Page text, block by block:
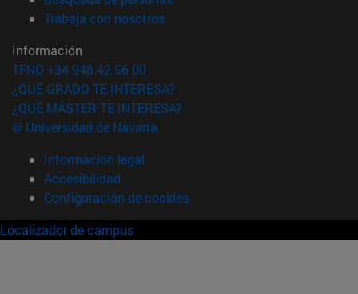
Trabaja con nosotros(abre en nueva ventana)
Información
TFNO +34 948 42 56 00
¿QUÉ GRADO TE INTERESA?
¿QUÉ MÁSTER TE INTERESA?
© Universidad de Navarra
Información legal
Accesibilidad
Configuración de cookies
Localizador de campus